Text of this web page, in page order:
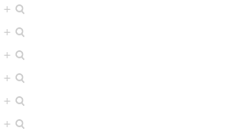
+
+
+
+
+
+